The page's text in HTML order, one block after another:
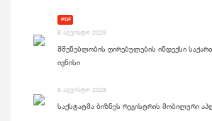
PDF
6 აგვისტო 2026
მშენებლობის ღირებულების ინდექსი
ივნისი
5 აგვისტო 2026
საქსტატმა ბიზნეს რეგისტრის მობილური